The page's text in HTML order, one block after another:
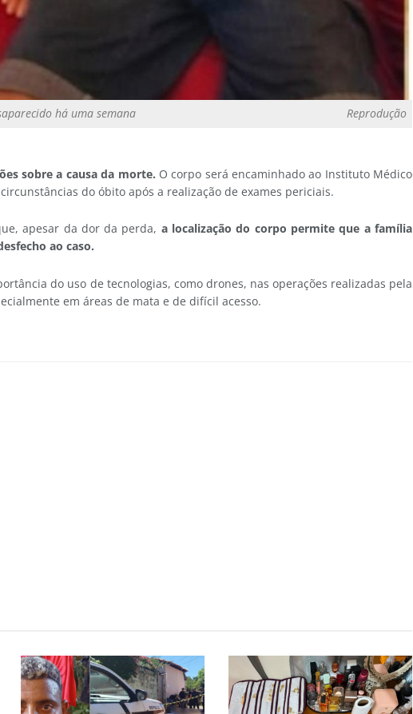
há uma semana Reprodução
sobre a causa da morte. O corpo será encaminhado ao Instituto Médico
do óbito após a realização de exames periciais.
apesar da dor da perda, a localização do corpo permite que a família
ao caso.
do uso de tecnologias, como drones, nas operações realizadas pela
em áreas de mata e de difícil acesso.